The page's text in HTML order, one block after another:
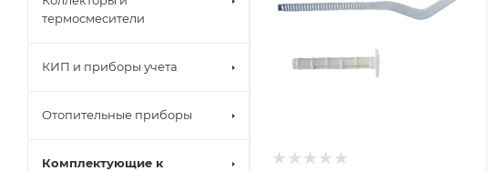
термосмесители
КИП и приборы учета
Отопительные приборы
Комплектующие к